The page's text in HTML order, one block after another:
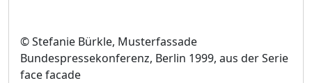
© Stefanie Bürkle, Musterfassade
Bundespressekonferenz, Berlin 1999, aus der Serie
face facade